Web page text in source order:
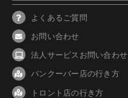
よくあるご質問
お問い合わせ
法人サービスお問い合わせ
バンクーバー店の行き方
トロント店の行き方